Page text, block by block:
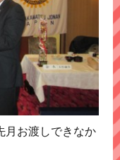
月お渡しできなか